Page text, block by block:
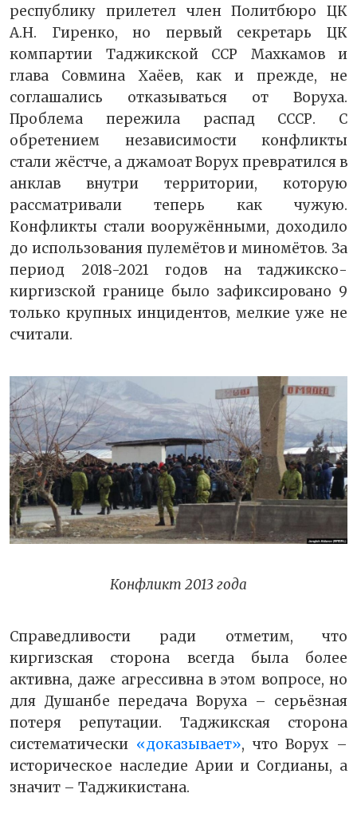
республику прилетел член Политбюро ЦК
А.Н. Гиренко, но первый секретарь ЦК
компартии Таджикской ССР Махкамов и
глава Совмина Хаёев, как и прежде, не
соглашались отказываться от Воруха.
Проблема пережила распад СССР. С
обретением независимости конфликты
стали жёстче, а джамоат Ворух превратился в
анклав внутри территории, которую
рассматривали теперь как чужую.
Конфликты стали вооружёнными, доходило
до использования пулемётов и миномётов. За
период 2018-2021 годов на таджикско-
киргизской границе было зафиксировано 9
только крупных инцидентов, мелкие уже не
считали.
Конфликт 2013 года
Справедливости ради отметим, что
киргизская сторона всегда была более
активна, даже агрессивна в этом вопросе, но
для Душанбе передача Воруха – серьёзная
потеря репутации. Таджикская сторона
систематически «доказывает», что Ворух –
историческое наследие Арии и Согдианы, а
значит – Таджикистана.